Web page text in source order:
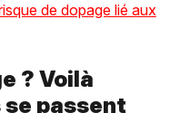
de dopage lié aux
? Voilà
passent